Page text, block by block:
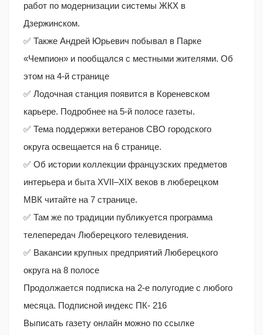
работ по модернизации системы ЖКХ в
Дзержинском.
✅ Также Андрей Юрьевич побывал в Парке
«Чемпион» и пообщался с местными жителями. Об
этом на 4-й странице
✅ Лодочная станция появится в Кореневском
карьере. Подробнее на 5-й полосе газеты.
✅ Тема поддержки ветеранов СВО городского
округа освещается на 6 странице.
✅ Об истории коллекции французских предметов
интерьера и быта XVII–XIX веков в люберецком
МВК читайте на 7 странице.
✅ Там же по традиции публикуется программа
телепередач Люберецкого телевидения.
✅ Вакансии крупных предприятий Люберецкого
округа на 8 полосе
Продолжается подписка на 2-е полугодие с любого
месяца. Подписной индекс ПК- 216
Выписать газету онлайн можно по ссылке